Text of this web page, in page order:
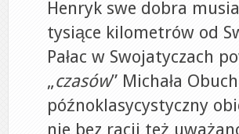
Henryk swe dobra
tysiące kilometrów od
Pałac w Swojatyczach
„czasów” Michała
późnoklasycystyczny
nie bez racji też